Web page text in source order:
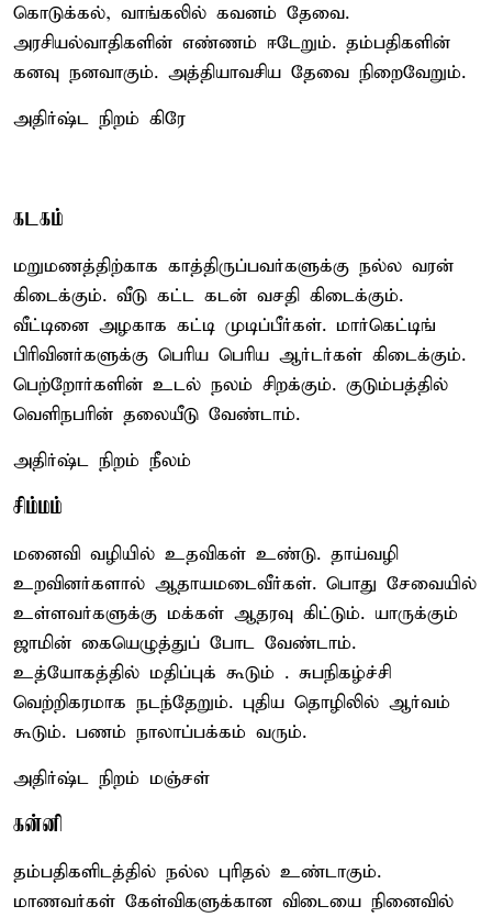
கொடுக்கல், வாங்கலில் கவனம் தேவை.
அரசியல்வாதிகளின் எண்ணம் ஈடேறும். தம்பதிகளின்
கனவு நனவாகும். அத்தியாவசிய தேவை நிறைவேறும்.
அதிர்ஷ்ட நிறம் கிரே
கடகம்
மறுமணத்திற்காக காத்திருப்பவர்களுக்கு நல்ல வரன்
கிடைக்கும். வீடு கட்ட கடன் வசதி கிடைக்கும்.
வீட்டினை அழகாக கட்டி முடிப்பீர்கள். மார்கெட்டிங்
பிரிவினர்களுக்கு பெரிய பெரிய ஆர்டர்கள் கிடைக்கும்.
பெற்றோர்களின் உடல் நலம் சிறக்கும். குடும்பத்தில்
வெளிநபரின் தலையீடு வேண்டாம்.
அதிர்ஷ்ட நிறம் நீலம்
சிம்மம்
மனைவி வழியில் உதவிகள் உண்டு. தாய்வழி
உறவினர்களால் ஆதாயமடைவீர்கள். பொது சேவையில்
உள்ளவர்களுக்கு மக்கள் ஆதரவு கிட்டும். யாருக்கும்
ஜாமின் கையெழுத்துப் போட வேண்டாம்.
உத்யோகத்தில் மதிப்புக் கூடும் . சுபநிகழ்ச்சி
வெற்றிகரமாக நடந்தேறும். புதிய தொழிலில் ஆர்வம்
கூடும். பணம் நாலாப்பக்கம் வரும்.
அதிர்ஷ்ட நிறம் மஞ்சள்
கன்னி
தம்பதிகளிடத்தில் நல்ல புரிதல் உண்டாகும்.
மாணவர்கள் கேள்விகளுக்கான விடையை நினைவில்